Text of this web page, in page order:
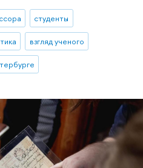
студенты
взгляд ученого